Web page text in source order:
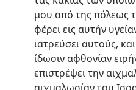
μου από της πόλεως
φέρει εις αυτήν
ιατρεύσει αυτούς,
ίδωσιν αφθονίαν
επιστρέψει την
αιχμαλωσίαν του